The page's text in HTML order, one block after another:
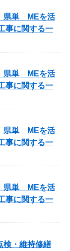
県単 MEを活
事に関する一
県単 MEを活
事に関する一
県単 MEを活
事に関する一
県単 MEを活
事に関する一
検・維持修繕